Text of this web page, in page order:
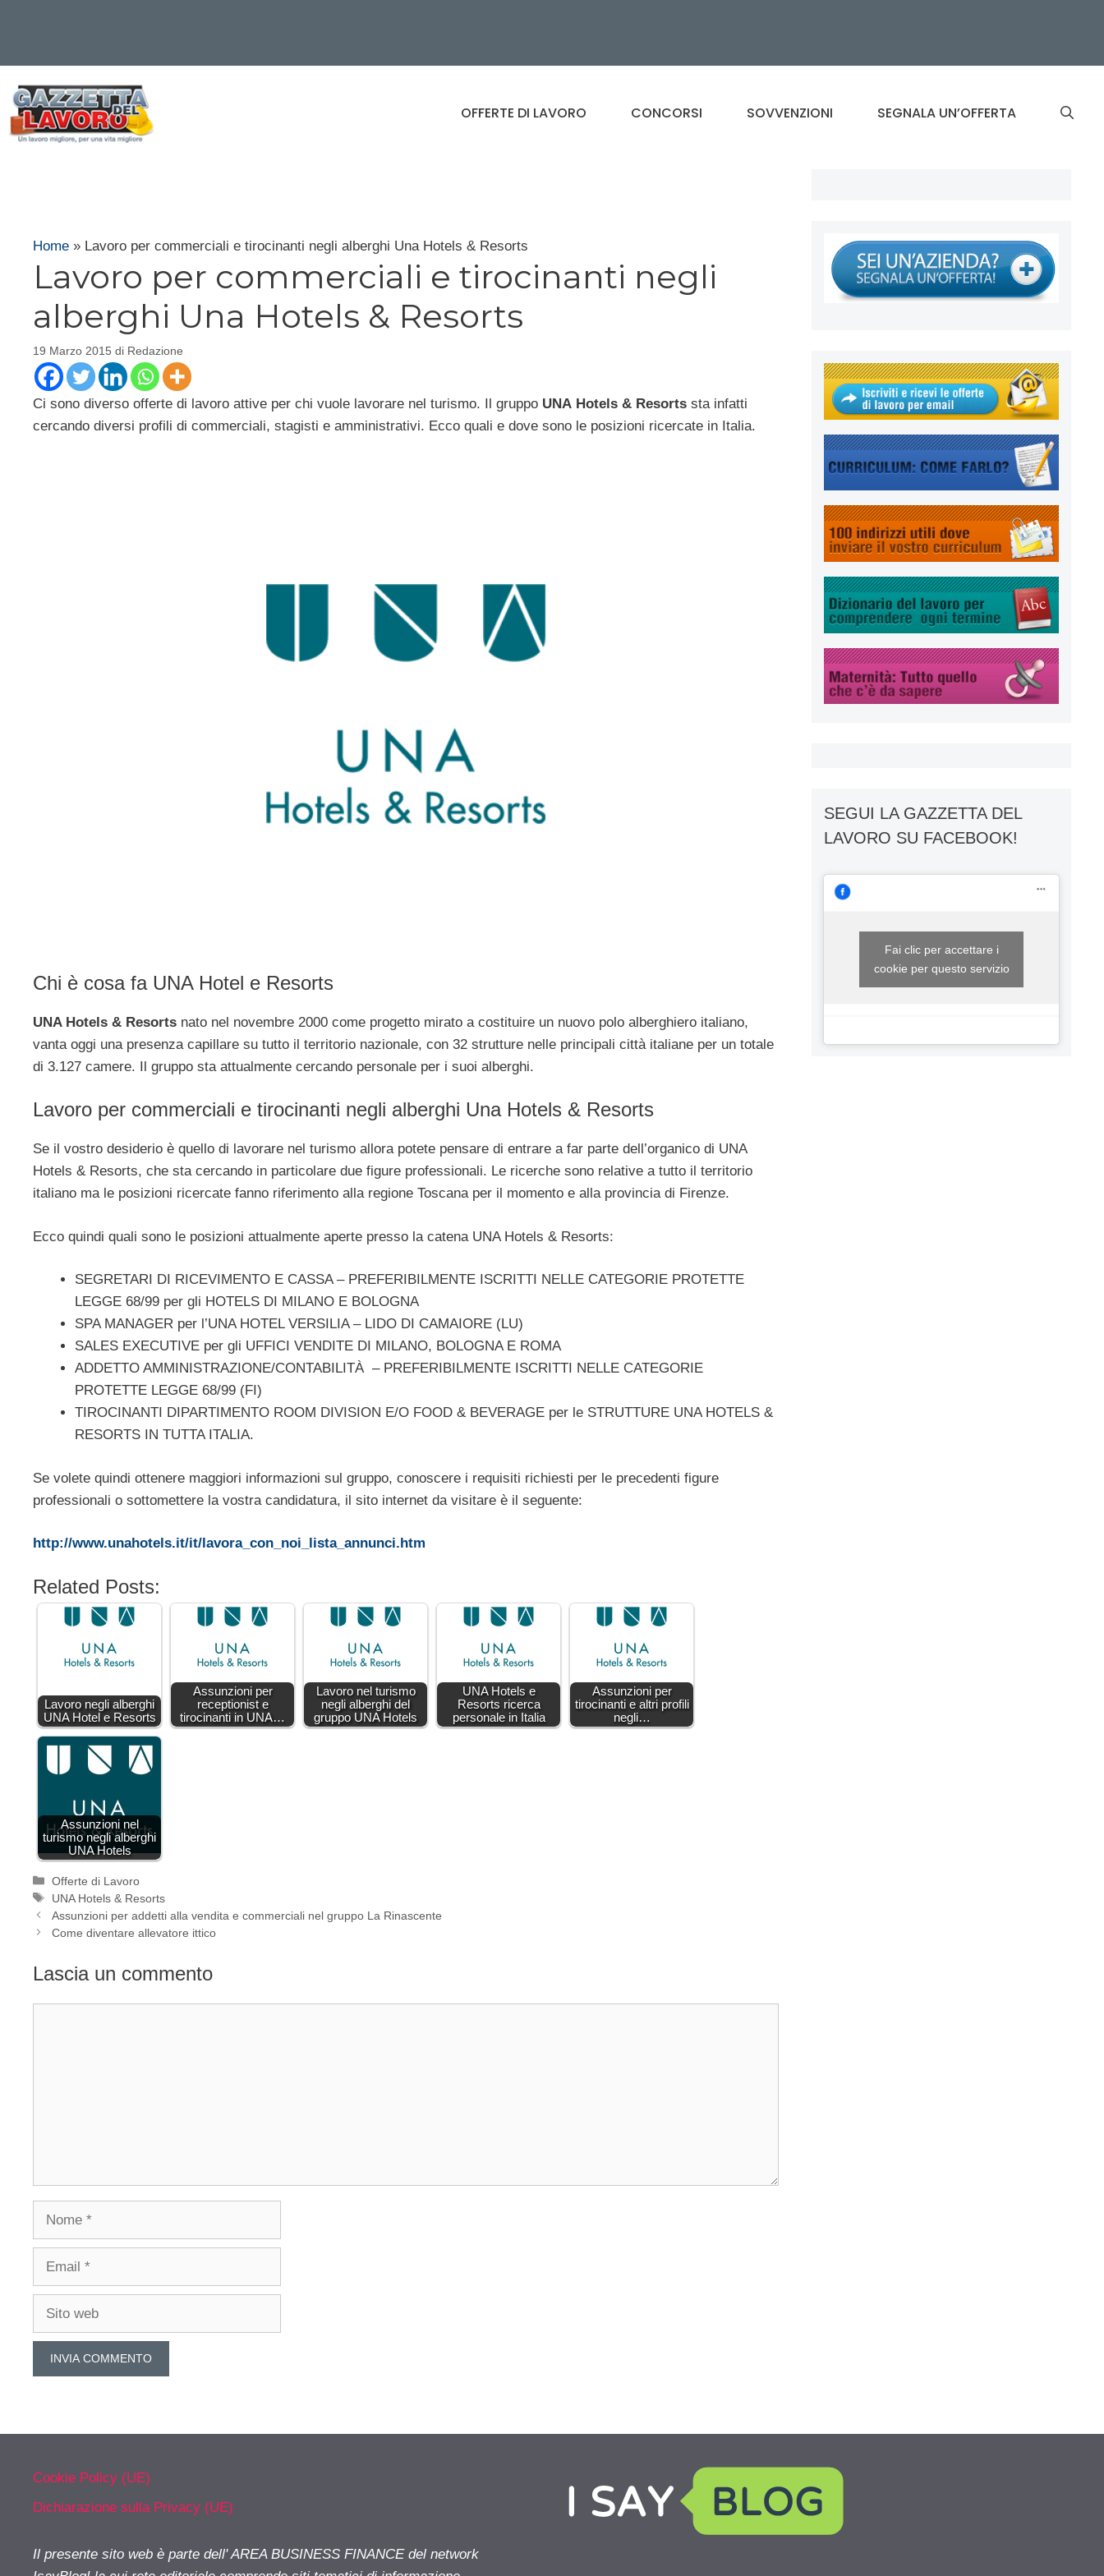
contenuto
OFFERTE DI LAVORO CONCORSI SOVVENZIONI SEGNALA UN’OFFERTA
Home » Lavoro per commerciali e tirocinanti negli alberghi Una Hotels & Resorts
Lavoro per commerciali e tirocinanti negli
alberghi Una Hotels & Resorts
19 Marzo 2015 di Redazione
Ci sono diverso offerte di lavoro attive per chi vuole lavorare nel turismo. Il gruppo UNA Hotels & Resorts sta infatti
cercando diversi profili di commerciali, stagisti e amministrativi. Ecco quali e dove sono le posizioni ricercate in Italia.
Chi è cosa fa UNA Hotel e Resorts
UNA Hotels & Resorts nato nel novembre 2000 come progetto mirato a costituire un nuovo polo alberghiero italiano,
vanta oggi una presenza capillare su tutto il territorio nazionale, con 32 strutture nelle principali città italiane per un totale
di 3.127 camere. Il gruppo sta attualmente cercando personale per i suoi alberghi.
Lavoro per commerciali e tirocinanti negli alberghi Una Hotels & Resorts
Se il vostro desiderio è quello di lavorare nel turismo allora potete pensare di entrare a far parte dell’organico di UNA
Hotels & Resorts, che sta cercando in particolare due figure professionali. Le ricerche sono relative a tutto il territorio
italiano ma le posizioni ricercate fanno riferimento alla regione Toscana per il momento e alla provincia di Firenze.
Ecco quindi quali sono le posizioni attualmente aperte presso la catena UNA Hotels & Resorts:
SEGRETARI DI RICEVIMENTO E CASSA – PREFERIBILMENTE ISCRITTI NELLE CATEGORIE PROTETTE
LEGGE 68/99 per gli HOTELS DI MILANO E BOLOGNA
SPA MANAGER per l’UNA HOTEL VERSILIA – LIDO DI CAMAIORE (LU)
SALES EXECUTIVE per gli UFFICI VENDITE DI MILANO, BOLOGNA E ROMA
ADDETTO AMMINISTRAZIONE/CONTABILITÀ – PREFERIBILMENTE ISCRITTI NELLE CATEGORIE
PROTETTE LEGGE 68/99 (FI)
TIROCINANTI DIPARTIMENTO ROOM DIVISION E/O FOOD & BEVERAGE per le STRUTTURE UNA HOTELS &
RESORTS IN TUTTA ITALIA.
Se volete quindi ottenere maggiori informazioni sul gruppo, conoscere i requisiti richiesti per le precedenti figure
professionali o sottomettere la vostra candidatura, il sito internet da visitare è il seguente:
http://www.unahotels.it/it/lavora_con_noi_lista_annunci.htm
Related Posts:
Lavoro negli alberghi
UNA Hotel e Resorts
Assunzioni per
receptionist e
tirocinanti in UNA…
Lavoro nel turismo
negli alberghi del
gruppo UNA Hotels
UNA Hotels e
Resorts ricerca
personale in Italia
Assunzioni per
tirocinanti e altri profili
negli…
Assunzioni nel
turismo negli alberghi
UNA Hotels
Categorie
Offerte di Lavoro
Tag
UNA Hotels & Resorts
Assunzioni per addetti alla vendita e commerciali nel gruppo La Rinascente
Come diventare allevatore ittico
Lascia un commento
Nome
Email
Sito
SEGUI LA GAZZETTA DEL
LAVORO SU FACEBOOK!
Fai clic per accettare i
cookie per questo servizio
Cookie Policy (UE)
Dichiarazione sulla Privacy (UE)
Il presente sito web è parte dell' AREA BUSINESS FINANCE del network